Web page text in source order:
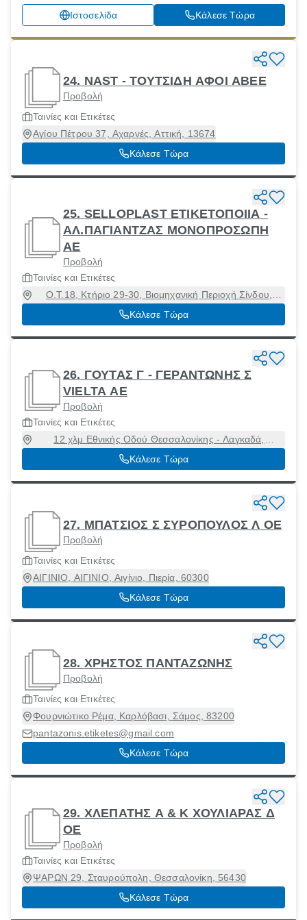
Ιστοσελίδα
Κάλεσε Τώρα
24. NAST - ΤΟΥΤΣΙΔΗ ΑΦΟΙ ΑΒΕΕ
Προβολή
Ταινίες και Ετικέτες
Αγίου Πέτρου 37, Αχαρνές, Αττική, 13674
Κάλεσε Τώρα
25. SELLOPLAST ΕΤΙΚΕΤΟΠΟΙΙΑ -
ΑΛ.ΠΑΓΙΑΝΤΖΑΣ ΜΟΝΟΠΡΟΣΩΠΗ
ΑΕ
Προβολή
Ταινίες και Ετικέτες
Ο.Τ.18, Κτήριο 29-30, Βιομηχανική Περιοχή Σίνδου,
Θεσσαλονίκη, Θεσσαλονίκη [Δήμος], Θεσσαλονίκη
Κάλεσε Τώρα
26. ΓΟΥΤΑΣ Γ - ΓΕΡΑΝΤΩΝΗΣ Σ
VIELTA ΑΕ
Προβολή
Ταινίες και Ετικέτες
12 χλμ Εθνικής Οδού Θεσσαλονίκης - Λαγκαδά,
ΛΑΓΚΑΔΑΣ, Λαγκαδάς, Θεσσαλονίκη, 54500
Κάλεσε Τώρα
27. ΜΠΑΤΣΙΟΣ Σ ΣΥΡΟΠΟΥΛΟΣ Λ ΟΕ
Προβολή
Ταινίες και Ετικέτες
ΑΙΓΙΝΙΟ, ΑΙΓΙΝΙΟ, Αιγίνιο, Πιερία, 60300
Κάλεσε Τώρα
28. ΧΡΗΣΤΟΣ ΠΑΝΤΑΖΩΝΗΣ
Προβολή
Ταινίες και Ετικέτες
Φουρνιώτικο Ρέμα, Καρλόβασι, Σάμος, 83200
pantazonis.etiketes@gmail.com
Κάλεσε Τώρα
29. ΧΛΕΠΑΤΗΣ Α & Κ ΧΟΥΛΙΑΡΑΣ Δ
ΟΕ
Προβολή
Ταινίες και Ετικέτες
ΨΑΡΩΝ 29, Σταυρούπολη, Θεσσαλονίκη, 56430
Κάλεσε Τώρα